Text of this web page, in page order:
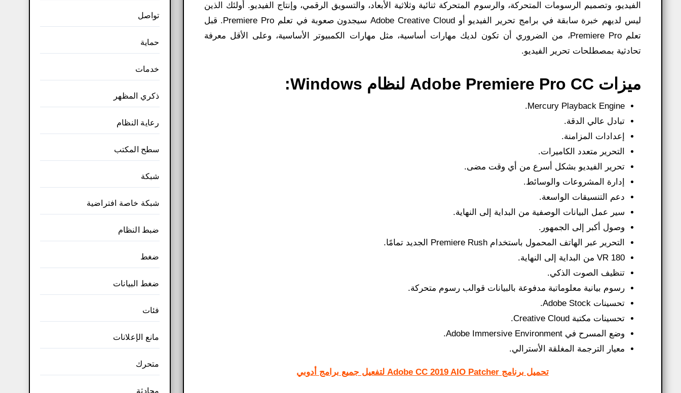
الفيديو، وتصميم الرسومات المتحركة، والرسوم المتحركة ثنائية وثلاثية الأبعاد، والتسويق الرقمي، وإنتاج الفيديو. أولئك الذين
ليس لديهم خبرة سابقة في برامج تحرير الفيديو أو Adobe Creative Cloud سيجدون صعوبة في تعلم Premiere Pro. قبل
تعلم Premiere Pro، من الضروري أن تكون لديك مهارات أساسية، مثل مهارات الكمبيوتر الأساسية، وعلى الأقل معرفة
تحادثية بمصطلحات تحرير الفيديو.
ميزات Adobe Premiere Pro CC لنظام Windows:
Mercury Playback Engine.
تبادل عالي الدقة.
إعدادات المزامنة.
التحرير متعدد الكاميرات.
تحرير الفيديو بشكل أسرع من أي وقت مضى.
إدارة المشروعات والوسائط.
دعم التنسيقات الواسعة.
سير عمل البيانات الوصفية من البداية إلى النهاية.
وصول أكبر إلى الجمهور.
التحرير عبر الهاتف المحمول باستخدام Premiere Rush الجديد تمامًا.
VR 180 من البداية إلى النهاية.
تنظيف الصوت الذكي.
رسوم بيانية معلوماتية مدفوعة بالبيانات قوالب رسوم متحركة.
تحسينات Adobe Stock.
تحسينات مكتبة Creative Cloud.
وضع المسرح في Adobe Immersive Environment.
معيار الترجمة المغلقة الأسترالي.
تحميل برنامج Adobe CC 2019 AIO Patcher لتفعيل جميع برامج أدوبي
تواصل
حماية
خدمات
ذكري المظهر
رعاية النظام
سطح المكتب
شبكة
شبكة خاصة افتراضية
ضبط النظام
ضغط
ضغط البيانات
فئات
مانع الإعلانات
متحرك
محادثة